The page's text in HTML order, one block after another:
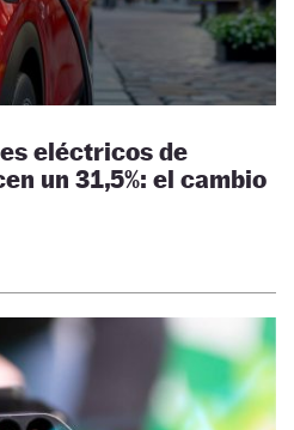
eléctricos de
un 31,5%: el cambio